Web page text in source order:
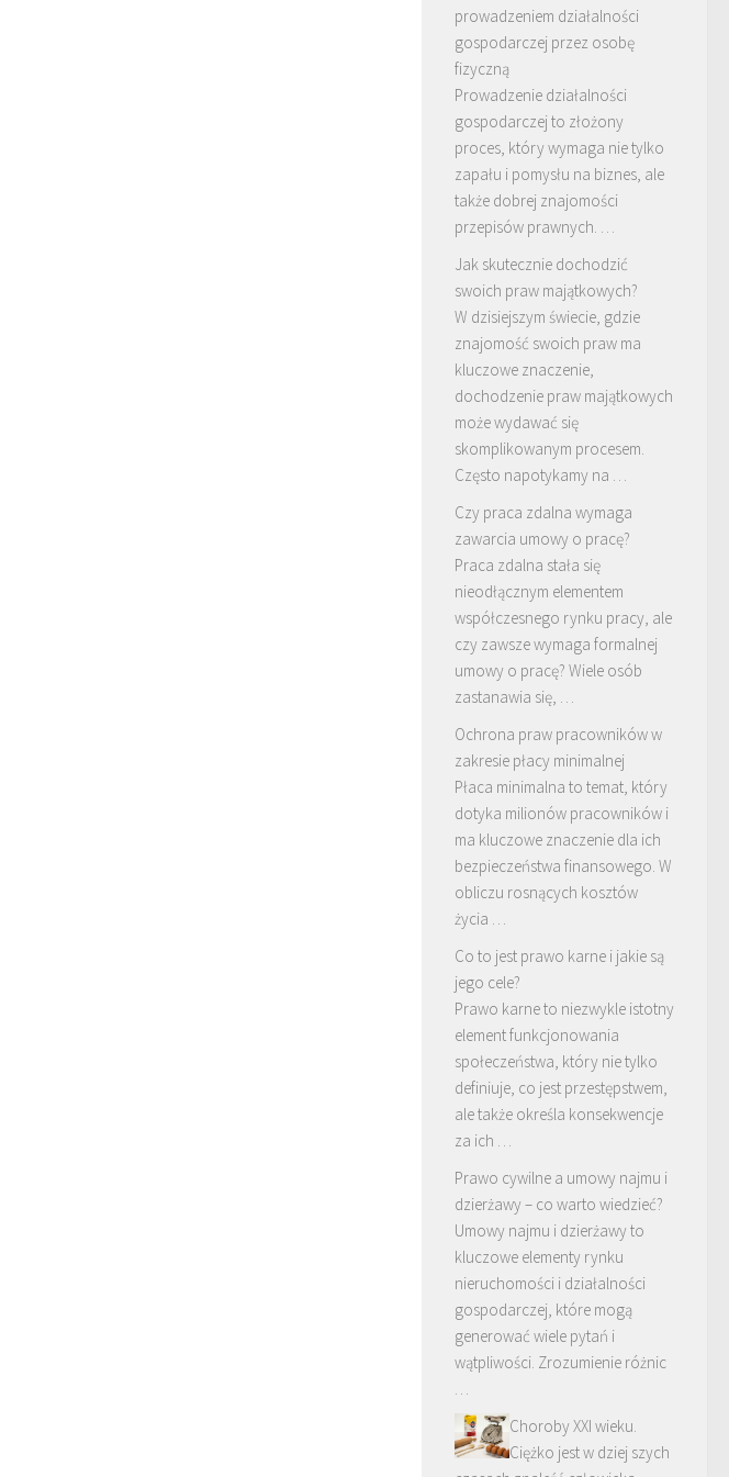
prowadzeniem działalności
gospodarczej przez osobę
fizyczną
Prowadzenie działalności
gospodarczej to złożony
proces, który wymaga nie tylko
zapału i pomysłu na biznes, ale
także dobrej znajomości
przepisów prawnych. …
Jak skutecznie dochodzić
swoich praw majątkowych?
W dzisiejszym świecie, gdzie
znajomość swoich praw ma
kluczowe znaczenie,
dochodzenie praw majątkowych
może wydawać się
skomplikowanym procesem.
Często napotykamy na …
Czy praca zdalna wymaga
zawarcia umowy o pracę?
Praca zdalna stała się
nieodłącznym elementem
współczesnego rynku pracy, ale
czy zawsze wymaga formalnej
umowy o pracę? Wiele osób
zastanawia się, …
Ochrona praw pracowników w
zakresie płacy minimalnej
Płaca minimalna to temat, który
dotyka milionów pracowników i
ma kluczowe znaczenie dla ich
bezpieczeństwa finansowego. W
obliczu rosnących kosztów
życia …
Co to jest prawo karne i jakie są
jego cele?
Prawo karne to niezwykle istotny
element funkcjonowania
społeczeństwa, który nie tylko
definiuje, co jest przestępstwem,
ale także określa konsekwencje
za ich …
Prawo cywilne a umowy najmu i
dzierżawy – co warto wiedzieć?
Umowy najmu i dzierżawy to
kluczowe elementy rynku
nieruchomości i działalności
gospodarczej, które mogą
generować wiele pytań i
wątpliwości. Zrozumienie różnic
…
Choroby XXI wieku.
Ciężko jest w dziej szych